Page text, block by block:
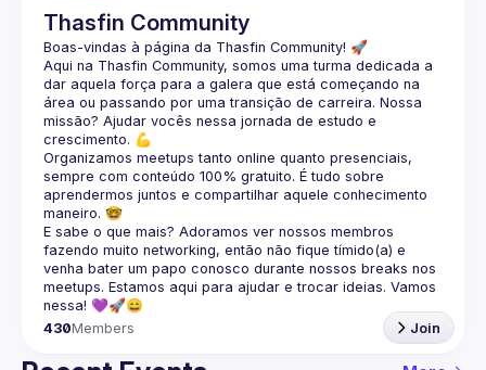
Thasfin Community
Boas-vindas à página da Thasfin Community! 🚀
Aqui na Thasfin Community, somos uma turma dedicada a
dar aquela força para a galera que está começando na
área ou passando por uma transição de carreira. Nossa
missão? Ajudar vocês nessa jornada de estudo e
crescimento. 💪
Organizamos meetups tanto online quanto presenciais,
sempre com conteúdo 100% gratuito. É tudo sobre
aprendermos juntos e compartilhar aquele conhecimento
maneiro. 🤓
E sabe o que mais? Adoramos ver nossos membros
fazendo muito networking, então não fique tímido(a) e
venha bater um papo conosco durante nossos breaks nos
meetups. Estamos aqui para ajudar e trocar ideias. Vamos
nessa! 💜🚀😄
430Members Join